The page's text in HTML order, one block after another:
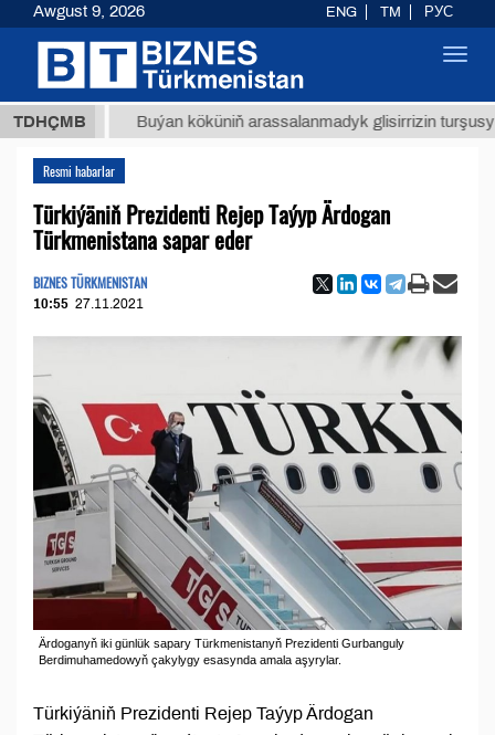
TDHÇMBBuýan köküniň arassalanmadyk glisirrizin turşusy (t.)
Resmi habarlar
Türkiýäniň Prezidenti Rejep Taýyp Ärdogan
Türkmenistana sapar eder
BIZNES TÜRKMENISTAN
10:55 27.11.2021
Ärdoganyň iki günlük sapary Türkmenistanyň Prezidenti Gurbanguly
Berdimuhamedowyň çakylygy esasynda amala aşyrylar.
Türkiýäniň Prezidenti Rejep Taýyp Ärdogan
Awgust 9, 2026 ENG TM РУС